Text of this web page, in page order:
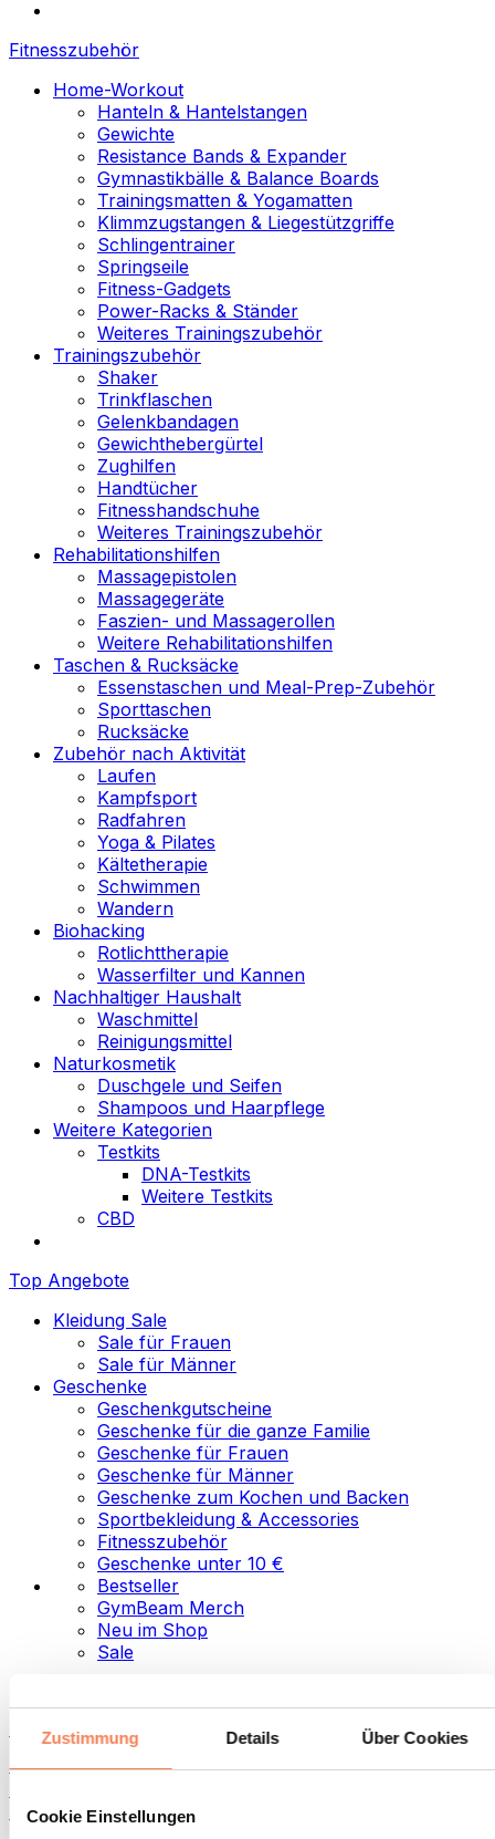
Zustimmung Details Über Cookies
Cookie Einstellungen
Fitnesszubehör
Home-Workout
Hanteln & Hantelstangen
Gewichte
Resistance Bands & Expander
Gymnastikbälle & Balance Boards
Trainingsmatten & Yogamatten
Klimmzugstangen & Liegestützgriffe
Schlingentrainer
Springseile
Fitness-Gadgets
Power-Racks & Ständer
Weiteres Trainingszubehör
Trainingszubehör
Shaker
Trinkflaschen
Gelenkbandagen
Gewichthebergürtel
Zughilfen
Handtücher
Fitnesshandschuhe
Weiteres Trainingszubehör
Rehabilitationshilfen
Massagepistolen
Massagegeräte
Faszien- und Massagerollen
Weitere Rehabilitationshilfen
Taschen & Rucksäcke
Essenstaschen und Meal-Prep-Zubehör
Sporttaschen
Rucksäcke
Zubehör nach Aktivität
Laufen
Kampfsport
Radfahren
Yoga & Pilates
Kältetherapie
Schwimmen
Wandern
Biohacking
Rotlichttherapie
Wasserfilter und Kannen
Nachhaltiger Haushalt
Waschmittel
Reinigungsmittel
Naturkosmetik
Duschgele und Seifen
Shampoos und Haarpflege
Weitere Kategorien
Testkits
DNA-Testkits
Weitere Testkits
CBD
Top Angebote
Kleidung Sale
Sale für Frauen
Sale für Männer
Geschenke
Geschenkgutscheine
Geschenke für die ganze Familie
Geschenke für Frauen
Geschenke für Männer
Geschenke zum Kochen und Backen
Sportbekleidung & Accessories
Fitnesszubehör
Geschenke unter 10 €
Bestseller
GymBeam Merch
Neu im Shop
Sale
Lebensmittel
Fitness-Food
Aufstriche und Pasten